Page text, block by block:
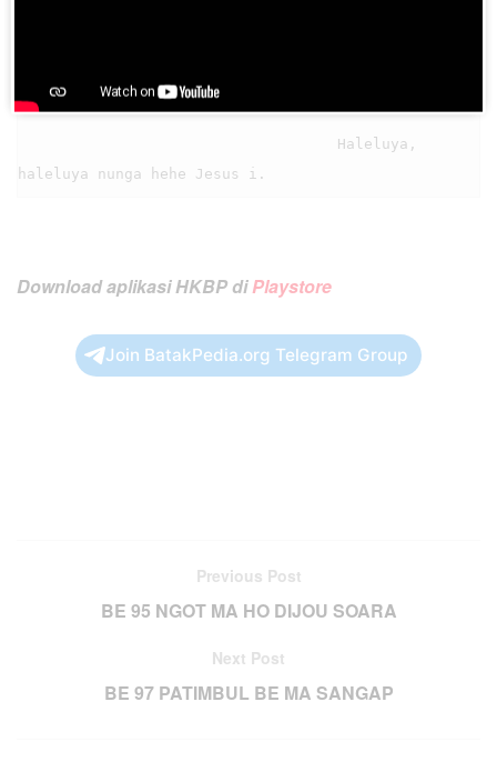
haleluya nunga hehe Jesus i
Download aplikasi HKBP diPlaystore
Join BatakPedia.org Telegram Group
Previous Post
BE 95 NGOT MA HO DIJOU SOARA
Next Post
BE 97 PATIMBUL BE MA SANGAP